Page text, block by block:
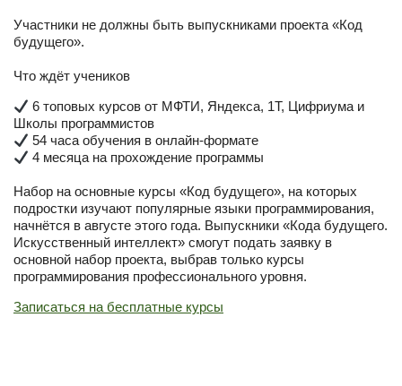
Участники не должны быть выпускниками проекта «Код
будущего».
Что ждёт учеников
6 топовых курсов от МФТИ, Яндекса, 1Т, Цифриума и
Школы программистов
54 часа обучения в онлайн-формате
4 месяца на прохождение программы
Набор на основные курсы «Код будущего», на которых
подростки изучают популярные языки программирования,
начнётся в августе этого года. Выпускники «Кода будущего.
Искусственный интеллект» смогут подать заявку в
основной набор проекта, выбрав только курсы
программирования профессионального уровня.
Записаться на бесплатные курсы